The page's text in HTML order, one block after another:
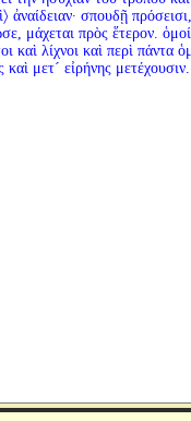
ἀναίδειαν· σπουδῇ πρόσεισι,
μάχεται πρὸς ἕτερον.
καὶ λίχνοι καὶ περὶ πάντα
μετ´ εἰρήνης μετέχουσιν.